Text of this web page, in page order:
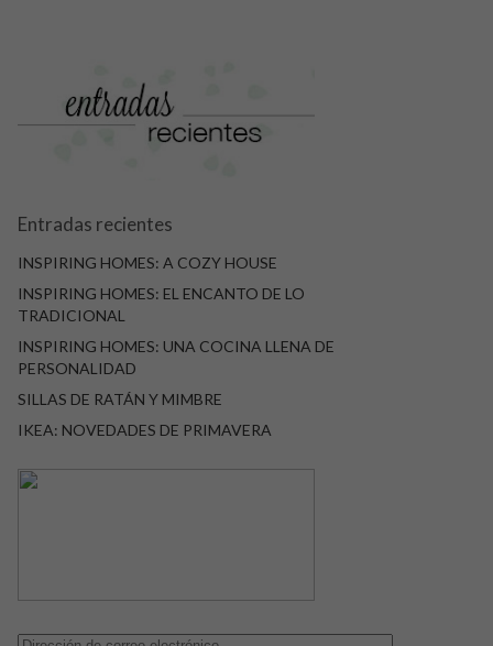
Entradas recientes
INSPIRING HOMES: A COZY HOUSE
INSPIRING HOMES: EL ENCANTO DE LO
TRADICIONAL
INSPIRING HOMES: UNA COCINA LLENA DE
PERSONALIDAD
SILLAS DE RATÁN Y MIMBRE
IKEA: NOVEDADES DE PRIMAVERA